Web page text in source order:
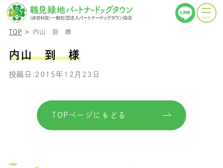
TOP 内山 到 様
内山 到 様
投稿日:2015年12月23日
TOPページにもどる